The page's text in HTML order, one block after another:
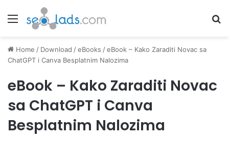
Menu
Home / Download /eBooks /eBook – Kako Zaraditi Novac sa
ChatGPT i Canva Besplatnim Nalozima
eBook – Kako Zaraditi Novac
sa ChatGPT i Canva
Besplatnim Nalozima